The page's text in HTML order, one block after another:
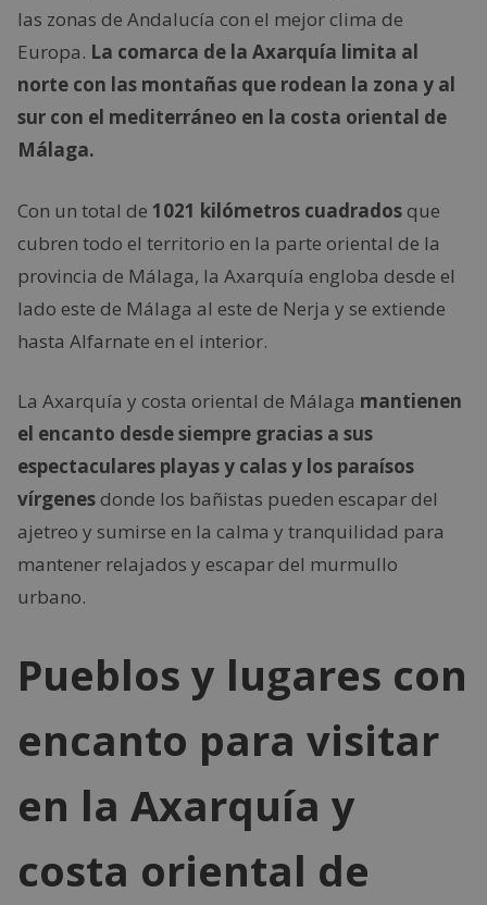
las zonas de Andalucía con el mejor clima de
Europa. La comarca de la Axarquía limita al
norte con las montañas que rodean la zona y al
sur con el mediterráneo en la costa oriental de
Málaga.
Con un total de 1021 kilómetros cuadradosque
cubren todo el territorio en la parte oriental de la
provincia de Málaga, la Axarquía engloba desde el
lado este de Málaga al este de Nerja y se extiende
hasta Alfarnate en el interior.
La Axarquía y costa oriental de Málaga mantienen
el encanto desde siempre gracias a sus
espectaculares playas y calas y los paraísos
vírgenesdonde los bañistas pueden escapar del
ajetreo y sumirse en la calma y tranquilidad para
mantener relajados y escapar del murmullo
urbano.
Pueblos y lugares con
encanto para visitar
en la Axarquía y
costa oriental de